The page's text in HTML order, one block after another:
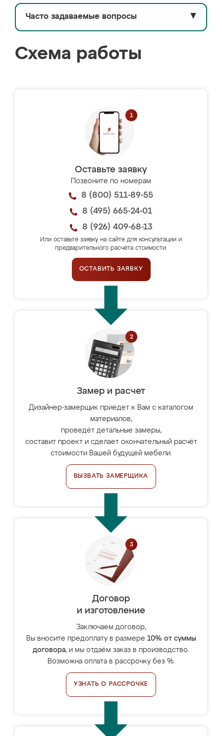
Часто задаваемые вопросы ▼
Схема работы
Оставьте заявку
Позвоните по номерам
8 (800) 511-89-55
8 (495) 665-24-01
8 (926) 409-68-13
Или оставьте заявку на сайте для консультации и
предварительного расчёта стоимости.
ОСТАВИТЬ ЗАЯВКУ
Замер и расчет
Дизайнер-замерщик приедет к Вам с каталогом
материалов,
проведёт детальные замеры,
составит проект и сделает окончательный расчёт
стоимости Вашей будущей мебели.
ВЫЗВАТЬ ЗАМЕРЩИКА
Договор
и изготовление
Заключаем договор,
Вы вносите предоплату в размере 10% от суммы
договора, и мы отдаём заказ в производство.
Возможна оплата в рассрочку без %.
УЗНАТЬ О РАССРОЧКЕ